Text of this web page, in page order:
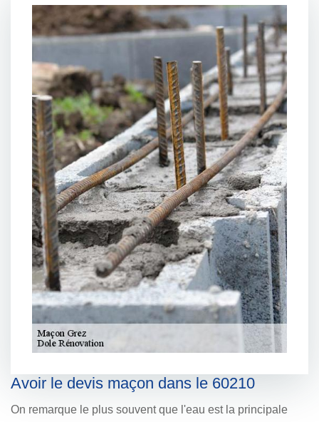
Avoir le devis maçon dans le 60210
On remarque le plus souvent que l'eau est la principale